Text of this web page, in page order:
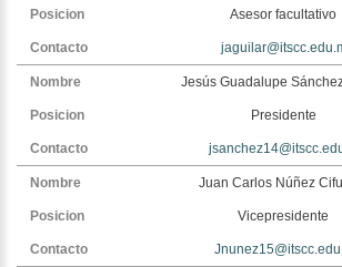
Asesor facultativo
Jesús Guadalupe
Presidente
Juan Carlos Núñez
Vicepresidente